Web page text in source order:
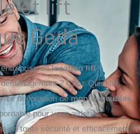
et lift
Geda
delocation lift
? Chez Quicklift,
de location demonte-meubles
pour vous aider à
en toute sécurité et efficacement.